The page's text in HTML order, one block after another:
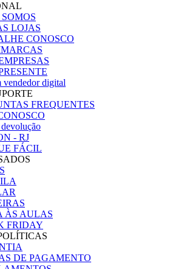
LOJAS
CONOSCO
vendedor digital
FREQUENTES
- RJ
FÁCIL
ÀS AULAS
FRIDAY
DE PAGAMENTO